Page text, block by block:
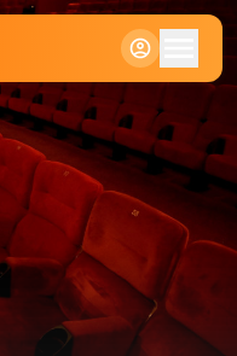
Klein
Standaard
Groot